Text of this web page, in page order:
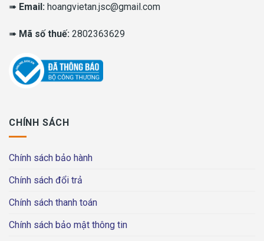
➠ Email: hoangvietan.jsc@gmail.com
➠ Mã số thuế: 2802363629
CHÍNH SÁCH
Chính sách bảo hành
Chính sách đổi trả
Chính sách thanh toán
Chính sách bảo mật thông tin